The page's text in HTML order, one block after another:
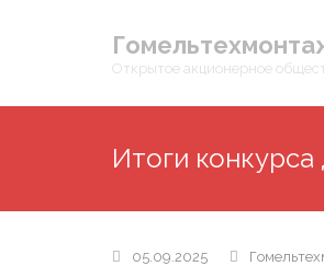
Открытое акционерное
Итоги
05.09.2025